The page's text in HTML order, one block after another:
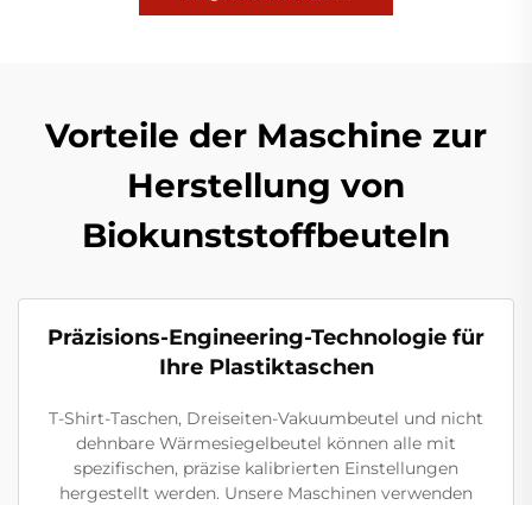
Vorteile der Maschine zur
Herstellung von
Biokunststoffbeuteln
Präzisions-Engineering-Technologie für
Ihre Plastiktaschen
T-Shirt-Taschen, Dreiseiten-Vakuumbeutel und nicht
dehnbare Wärmesiegelbeutel können alle mit
spezifischen, präzise kalibrierten Einstellungen
hergestellt werden. Unsere Maschinen verwenden